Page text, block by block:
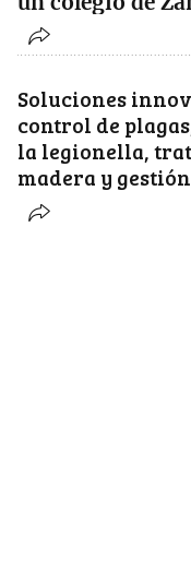
Soluciones
control de
la legionella,
madera y